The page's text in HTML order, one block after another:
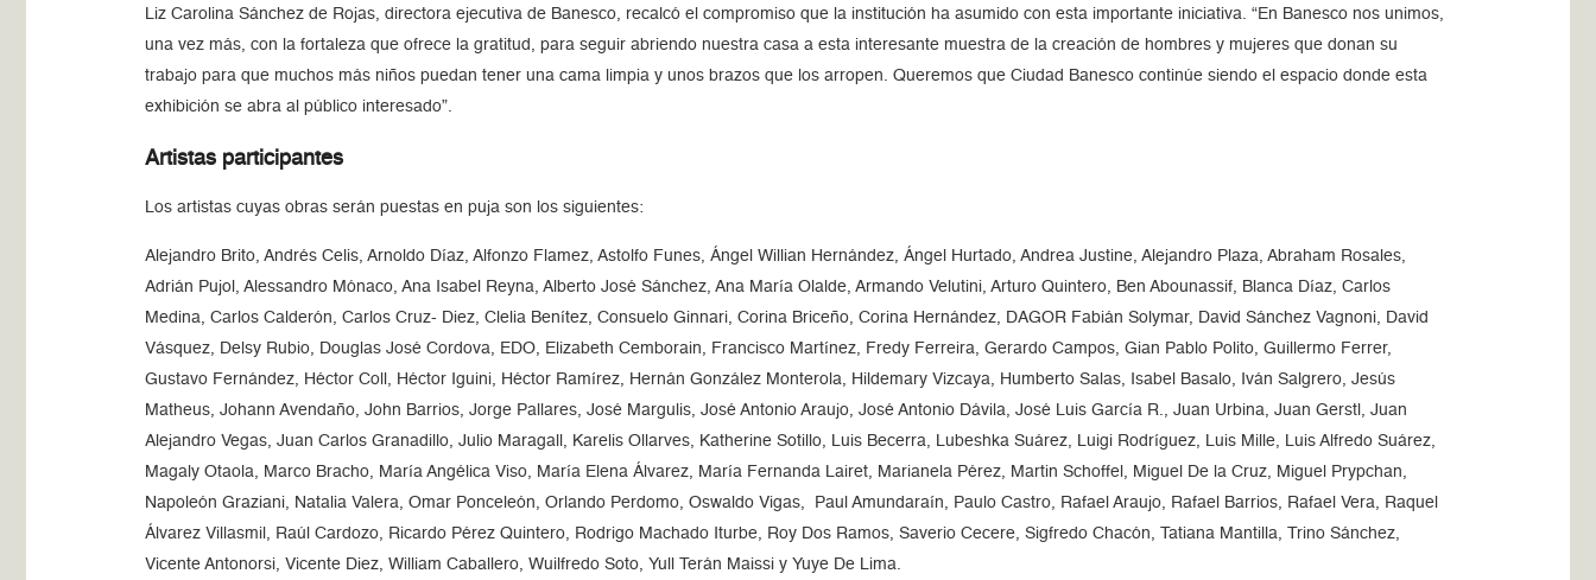
Liz Carolina Sánchez de Rojas, directora ejecutiva de Banesco, recalcó el compromiso que la institución ha asumido con esta importante iniciativa. “En Banesco nos unimos,
una vez más, con la fortaleza que ofrece la gratitud, para seguir abriendo nuestra casa a esta interesante muestra de la creación de hombres y mujeres que donan su
trabajo para que muchos más niños puedan tener una cama limpia y unos brazos que los arropen. Queremos que Ciudad Banesco continúe siendo el espacio donde esta
exhibición se abra al público interesado”.
Artistas participantes
Los artistas cuyas obras serán puestas en puja son los siguientes:
Alejandro Brito, Andrés Celis, Arnoldo Díaz, Alfonzo Flamez, Astolfo Funes, Ángel Willian Hernández, Ángel Hurtado, Andrea Justine, Alejandro Plaza, Abraham Rosales,
Adrián Pujol, Alessandro Mónaco, Ana Isabel Reyna, Alberto José Sánchez, Ana María Olalde, Armando Velutini, Arturo Quintero, Ben Abounassif, Blanca Díaz, Carlos
Medina, Carlos Calderón, Carlos Cruz- Diez, Clelia Benítez, Consuelo Ginnari, Corina Briceño, Corina Hernández, DAGOR Fabián Solymar, David Sánchez Vagnoni, David
Vásquez, Delsy Rubio, Douglas José Cordova, EDO, Elizabeth Cemborain, Francisco Martínez, Fredy Ferreira, Gerardo Campos, Gian Pablo Polito, Guillermo Ferrer,
Gustavo Fernández, Héctor Coll, Héctor Iguini, Héctor Ramírez, Hernán González Monterola, Hildemary Vizcaya, Humberto Salas, Isabel Basalo, Iván Salgrero, Jesús
Matheus, Johann Avendaño, John Barrios, Jorge Pallares, José Margulis, José Antonio Araujo, José Antonio Dávila, José Luis García R., Juan Urbina, Juan Gerstl, Juan
Alejandro Vegas, Juan Carlos Granadillo, Julio Maragall, Karelis Ollarves, Katherine Sotillo, Luis Becerra, Lubeshka Suárez, Luigi Rodríguez, Luis Mille, Luis Alfredo Suárez,
Magaly Otaola, Marco Bracho, María Angélica Viso, María Elena Álvarez, María Fernanda Lairet, Marianela Pérez, Martin Schoffel, Miguel De la Cruz, Miguel Prypchan,
Napoleón Graziani, Natalia Valera, Omar Ponceleón, Orlando Perdomo, Oswaldo Vigas, Paul Amundaraín, Paulo Castro, Rafael Araujo, Rafael Barrios, Rafael Vera, Raquel
Álvarez Villasmil, Raúl Cardozo, Ricardo Pérez Quintero, Rodrigo Machado Iturbe, Roy Dos Ramos, Saverio Cecere, Sigfredo Chacón, Tatiana Mantilla, Trino Sánchez,
Vicente Antonorsi, Vicente Diez, William Caballero, Wuilfredo Soto, Yull Terán Maissi y Yuye De Lima.